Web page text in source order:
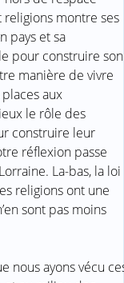
montre ses
pays et sa
pour construire son
manière de vivre
aux
le rôle des
construire leur
réflexion passe
La-bas, la loi
religions ont une
sont pas moins
nous ayons vécu